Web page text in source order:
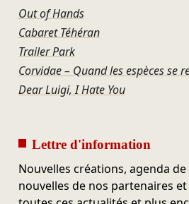
Out of Hands
Cabaret Téhéran
Trailer Park
Corvidae – Quand les espèces se
Dear Luigi, I Hate You
Lettre d'information
Nouvelles créations, agenda
nouvelles de nos partenaires